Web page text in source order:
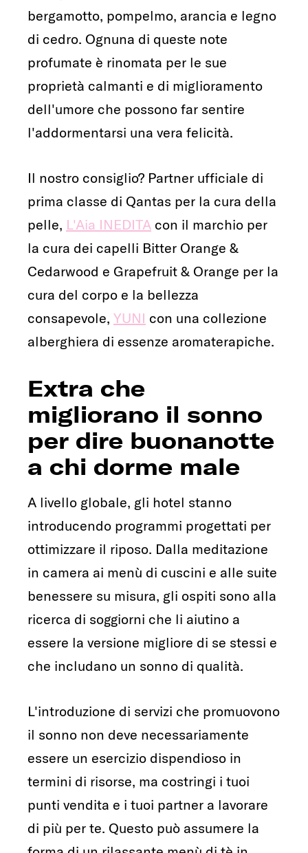
bergamotto, pompelmo, arancia e legno
di cedro. Ognuna di queste note
profumate è rinomata per le sue
proprietà calmanti e di miglioramento
dell'umore che possono far sentire
l'addormentarsi una vera felicità.
Il nostro consiglio? Partner ufficiale di
prima classe di Qantas per la cura della
pelle, L'Aia INEDITA con il marchio per
la cura dei capelli Bitter Orange &
Cedarwood e Grapefruit & Orange per la
cura del corpo e la bellezza
consapevole, YUNI con una collezione
alberghiera di essenze aromaterapiche.
Extra che
migliorano il sonno
per dire buonanotte
a chi dorme male
A livello globale, gli hotel stanno
introducendo programmi progettati per
ottimizzare il riposo. Dalla meditazione
in camera ai menù di cuscini e alle suite
benessere su misura, gli ospiti sono alla
ricerca di soggiorni che li aiutino a
essere la versione migliore di se stessi e
che includano un sonno di qualità.
L'introduzione di servizi che promuovono
il sonno non deve necessariamente
essere un esercizio dispendioso in
termini di risorse, ma costringi i tuoi
punti vendita e i tuoi partner a lavorare
di più per te. Questo può assumere la